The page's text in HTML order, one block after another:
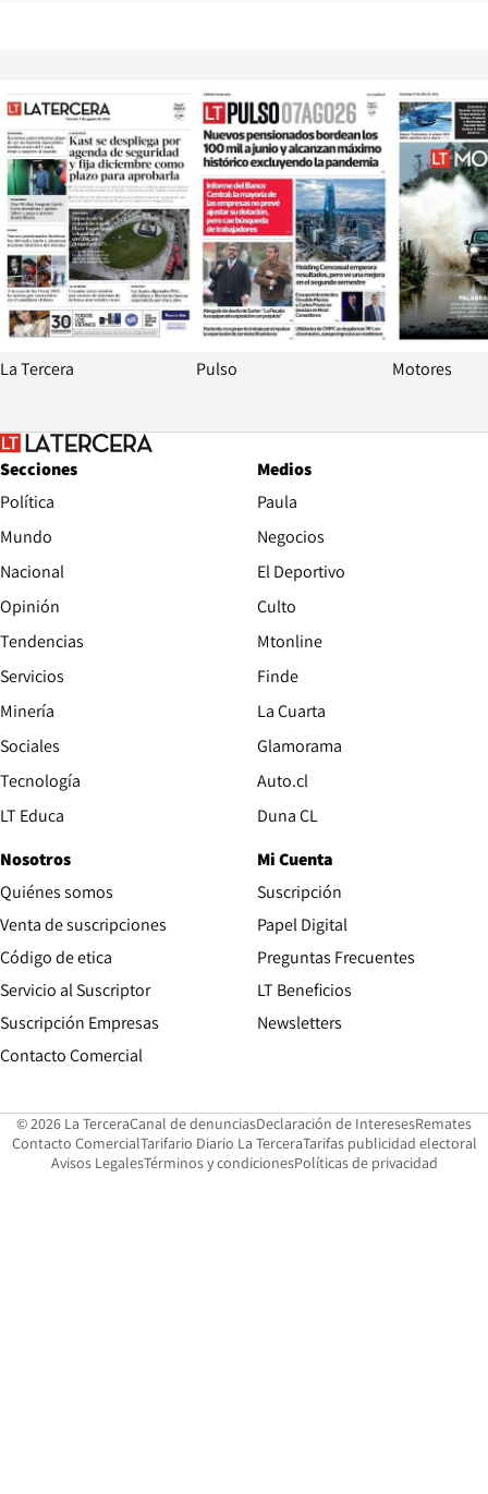
Opens in new window
La Tercera
Opens in
Pulso Motores
Secciones
Política
Mundo
Nacional
Opinión
Tendencias
Servicios
Minería
Sociales
Tecnología
LT Educa
Medios
Paula
Negocios
El Deportivo
Culto
Mtonline
Finde
La Cuarta
Glamorama
Auto.clOpens in new window
Duna CLOpens in new window
Nosotros
Quiénes somos
Venta de suscripciones
Código de etica Opens in new window
Servicio al Suscriptor
Suscripción Empresas
Contacto ComercialOpens in new window
Mi Cuenta
Suscripción
Papel DigitalOpens in new
Preguntas Frecuentes
LT Beneficios
Newsletters
© 2026 La TerceraCanal de denunciasOpens in new window
Declaración de InteresesOpens in
Remates
Contacto ComercialOpens in new window
Tarifario Diario La TerceraOpens in new window
Tarifas publicidad electoral
Avisos LegalesOpens in new window
Términos y condicionesPolíticas de privacidad